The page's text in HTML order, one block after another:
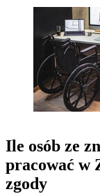
Ile osób ze
pracować w
zgody